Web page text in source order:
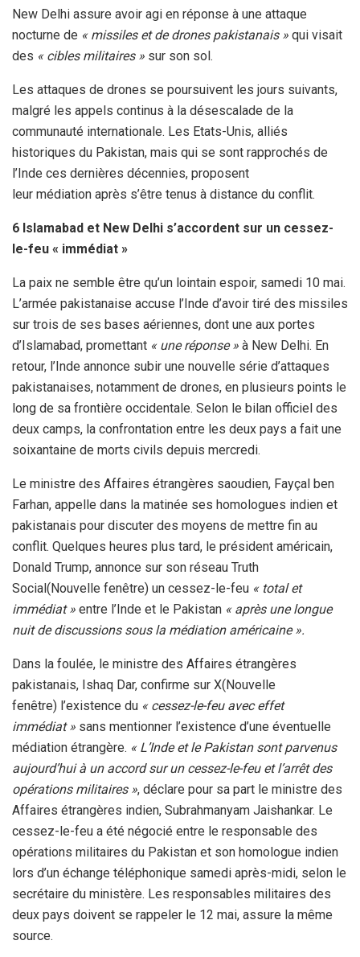
New Delhi assure avoir agi en réponse à une attaque
nocturne de « missiles et de drones pakistanais » qui visait
des « cibles militaires » sur son sol.
Les attaques de drones se poursuivent les jours suivants,
malgré les appels continus à la désescalade de la
communauté internationale. Les Etats-Unis, alliés
historiques du Pakistan, mais qui se sont rapprochés de
l’Inde ces dernières décennies, proposent
leur médiation après s’être tenus à distance du conflit.
6 Islamabad et New Delhi s’accordent sur un cessez-
le-feu « immédiat »
La paix ne semble être qu’un lointain espoir, samedi 10 mai.
L’armée pakistanaise accuse l’Inde d’avoir tiré des missiles
sur trois de ses bases aériennes, dont une aux portes
d’Islamabad, promettant « une réponse » à New Delhi. En
retour, l’Inde annonce subir une nouvelle série d’attaques
pakistanaises, notamment de drones, en plusieurs points le
long de sa frontière occidentale. Selon le bilan officiel des
deux camps, la confrontation entre les deux pays a fait une
soixantaine de morts civils depuis mercredi.
Le ministre des Affaires étrangères saoudien, Fayçal ben
Farhan, appelle dans la matinée ses homologues indien et
pakistanais pour discuter des moyens de mettre fin au
conflit. Quelques heures plus tard, le président américain,
Donald Trump, annonce sur son réseau Truth
Social(Nouvelle fenêtre) un cessez-le-feu « total et
immédiat » entre l’Inde et le Pakistan « après une longue
nuit de discussions sous la médiation américaine ».
Dans la foulée, le ministre des Affaires étrangères
pakistanais, Ishaq Dar, confirme sur X(Nouvelle
fenêtre) l’existence du « cessez-le-feu avec effet
immédiat » sans mentionner l’existence d’une éventuelle
médiation étrangère. « L’Inde et le Pakistan sont parvenus
aujourd’hui à un accord sur un cessez-le-feu et l’arrêt des
opérations militaires », déclare pour sa part le ministre des
Affaires étrangères indien, Subrahmanyam Jaishankar. Le
cessez-le-feu a été négocié entre le responsable des
opérations militaires du Pakistan et son homologue indien
lors d’un échange téléphonique samedi après-midi, selon le
secrétaire du ministère. Les responsables militaires des
deux pays doivent se rappeler le 12 mai, assure la même
source.